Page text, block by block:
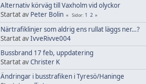
Alternativ körväg till Vaxholm vid olyckor
Startat av Peter Bolin Sidor 1 2
Närtrafiklinjer som aldrig ens rullat läggs ner…?
Startat avIvveRivve004
Bussbrand 17 feb, uppdatering
Startat avChrister K
Ändringar i busstrafiken i Tyresö/Haninge